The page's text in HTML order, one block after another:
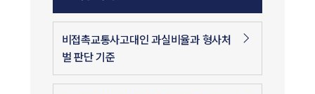
비접촉교통사고대인 과실비율과 형사처
벌 판단 기준